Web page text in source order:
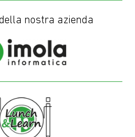
nostra azienda